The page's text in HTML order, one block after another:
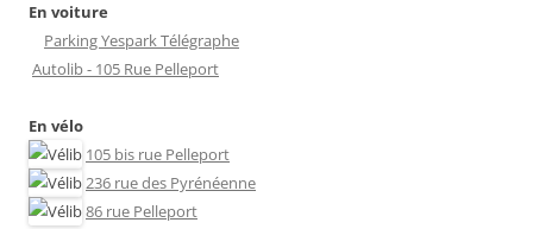
En voiture
Parking Yespark Télégraphe
Autolib - 105 Rue Pelleport
En vélo
105 bis rue Pelleport
236 rue des Pyrénéenne
86 rue Pelleport